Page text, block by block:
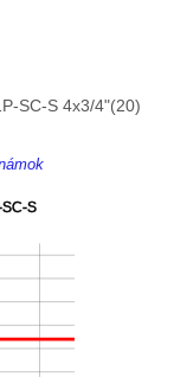
SC-S 4x3/4"(20)